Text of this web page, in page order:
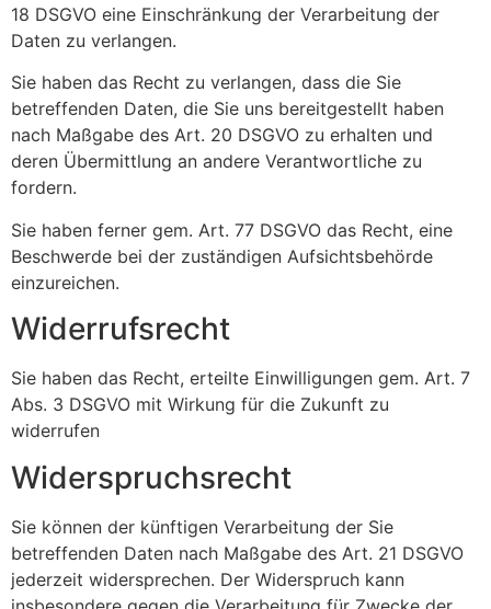
18 DSGVO eine Einschränkung der Verarbeitung der
Daten zu verlangen.
Sie haben das Recht zu verlangen, dass die Sie
betreffenden Daten, die Sie uns bereitgestellt haben
nach Maßgabe des Art. 20 DSGVO zu erhalten und
deren Übermittlung an andere Verantwortliche zu
fordern.
Sie haben ferner gem. Art. 77 DSGVO das Recht, eine
Beschwerde bei der zuständigen Aufsichtsbehörde
einzureichen.
Widerrufsrecht
Sie haben das Recht, erteilte Einwilligungen gem. Art. 7
Abs. 3 DSGVO mit Wirkung für die Zukunft zu
widerrufen
Widerspruchsrecht
Sie können der künftigen Verarbeitung der Sie
betreffenden Daten nach Maßgabe des Art. 21 DSGVO
jederzeit widersprechen. Der Widerspruch kann